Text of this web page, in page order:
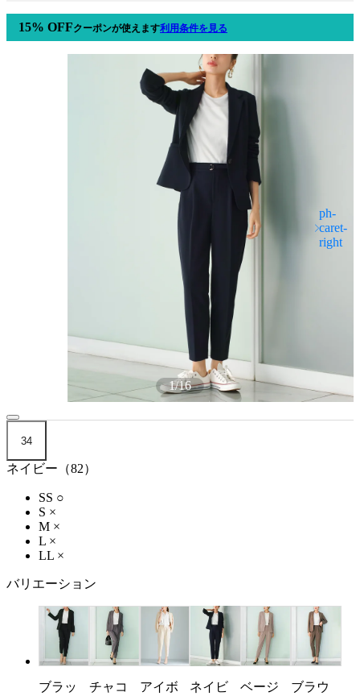
15% OFFクーポンが使えます利用条件を見る
1/16
34
ネイビー（82）
SS ○
S ×
M ×
L ×
LL ×
バリエーション
ブラッ
チャコ
アイボ
ネイビ
ベージ
ブラウ